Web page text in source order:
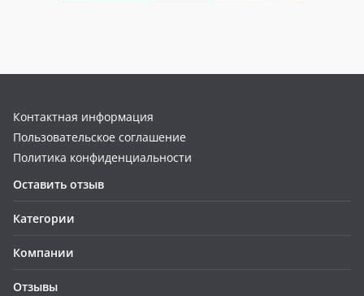
Контактная информация
Пользовательское соглашение
Политика конфиденциальности
Оставить отзыв
Категории
Компании
Отзывы